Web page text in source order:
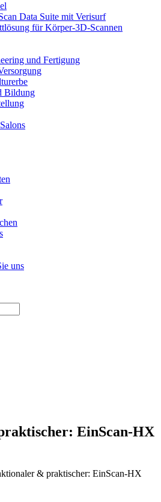
Data Suite mit Verisurf
für Körper-3D-Scannen
und Fertigung
Bildung
uns
EinScan-HX
& praktischer: EinScan-HX